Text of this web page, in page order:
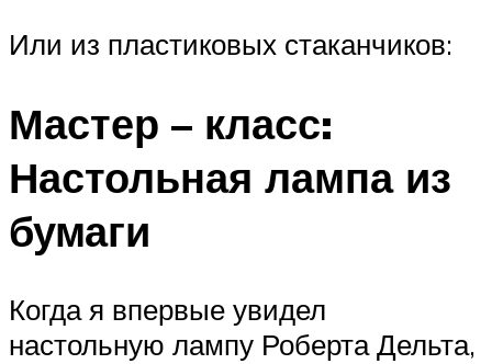
Или из пластиковых стаканчиков:
Мастер – класс:
Настольная лампа из
бумаги
Когда я впервые увидел
настольную лампу Роберта Дельта,